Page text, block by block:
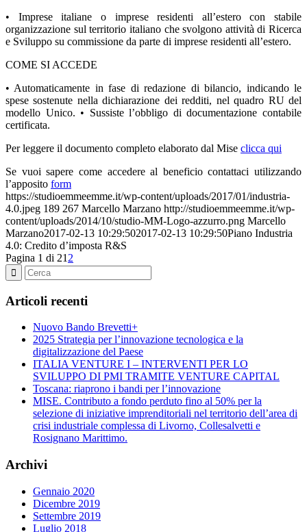
• Imprese italiane o imprese residenti all’estero con stabile
organizzazione sul territorio italiano che svolgono attività di Ricerca
e Sviluppo su commissione da parte di imprese residenti all’estero.
COME SI ACCEDE
• Automaticamente in fase di redazione di bilancio, indicando le
spese sostenute nella dichiarazione dei redditi, nel quadro RU del
modello Unico. • Sussiste l’obbligo di documentazione contabile
certificata.
Per leggere il documento completo elaborato dal Mise clicca qui
Se vuoi sapere come accedere al beneficio contattaci utilizzando
l’apposito form
https://studioemmeemme.it/wp-content/uploads/2017/01/industria-
4.0.jpeg 189 267 Marcello Marzano http://studioemmeemme.it/wp-
content/uploads/2014/10/studio-MM-Logo-azzurro.png Marcello
Marzano2017-02-13 10:29:502017-02-13 10:29:50Piano Industria
4.0: Credito d’imposta R&S
Pagina 1 di 21 2
Articoli recenti
Nuovo Bando Brevetti+
2025 Strategia per l’innovazione tecnologica e la
digitalizzazione del Paese
ITALIA VENTURE I – INTERVENTI PER LO
SVILUPPO DI PMI TRAMITE VENTURE CAPITAL
Toscana: riaprono i bandi per l’innovazione
MISE. Contributo a fondo perduto fino al 50% per la
selezione di iniziative imprenditoriali nel territorio dell’area di
crisi industriale complessa di Livorno, Collesalvetti e
Rosignano Marittimo.
Archivi
Gennaio 2020
Dicembre 2019
Settembre 2019
Luglio 2018